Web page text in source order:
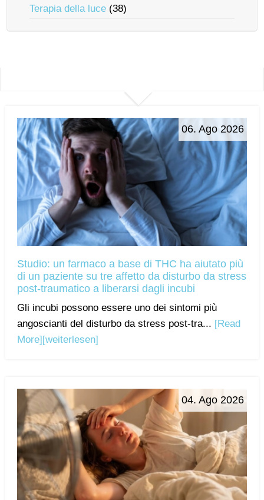
Terapia della luce (38)
06. Ago 2026
Studio: un farmaco a base di THC ha aiutato più
di un paziente su tre affetto da disturbo da stress
post-traumatico a liberarsi dagli incubi
Gli incubi possono essere uno dei sintomi più
angoscianti del disturbo da stress post-tra... [Read
More] [weiterlesen]
04. Ago 2026